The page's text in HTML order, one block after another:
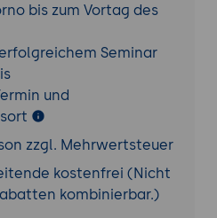
bis zum Vortag des
Seminar
und
zzgl. Mehrwertsteuer
kostenfrei (Nicht
kombinierbar.)